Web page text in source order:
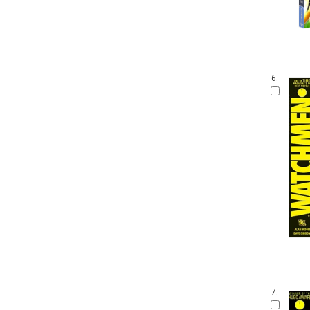
6.
7.